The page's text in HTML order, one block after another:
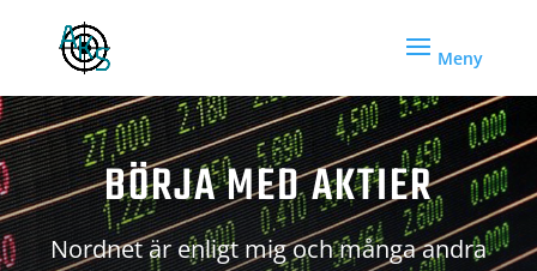
BÖRJA MED AKTIER
Nordnet är enligt mig och många andra